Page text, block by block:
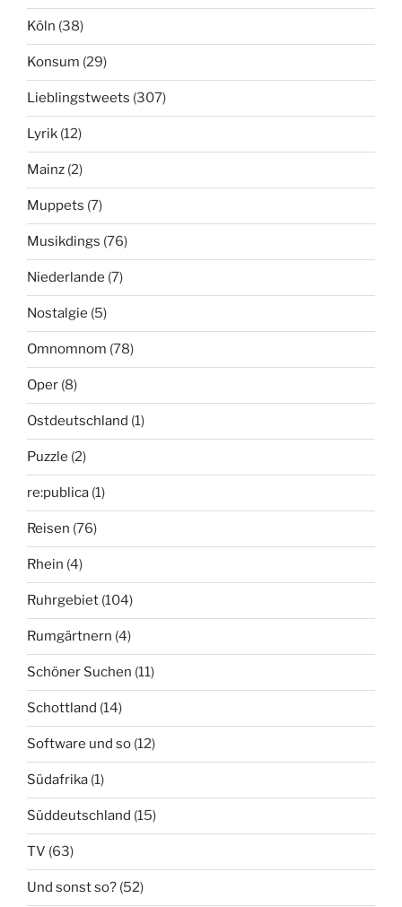
Köln (38)
Konsum (29)
Lieblingstweets (307)
Lyrik (12)
Mainz (2)
Muppets (7)
Musikdings (76)
Niederlande (7)
Nostalgie (5)
Omnomnom (78)
Oper (8)
Ostdeutschland (1)
Puzzle (2)
re:publica (1)
Reisen (76)
Rhein (4)
Ruhrgebiet (104)
Rumgärtnern (4)
Schöner Suchen (11)
Schottland (14)
Software und so (12)
Südafrika (1)
Süddeutschland (15)
TV (63)
Und sonst so? (52)